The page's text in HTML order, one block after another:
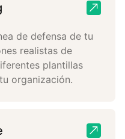
de defensa de tu
realistas de
plantillas
organización.